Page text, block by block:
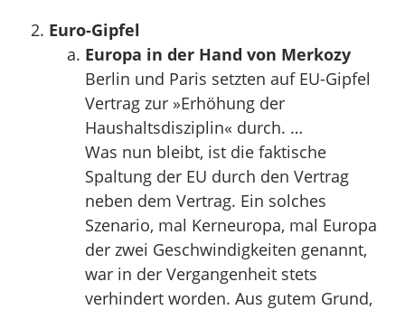
Euro-Gipfel
Europa in der Hand von Merkozy
Berlin und Paris setzten auf EU-Gipfel
Vertrag zur »Erhöhung der
Haushaltsdisziplin« durch. …
Was nun bleibt, ist die faktische
Spaltung der EU durch den Vertrag
neben dem Vertrag. Ein solches
Szenario, mal Kerneuropa, mal Europa
der zwei Geschwindigkeiten genannt,
war in der Vergangenheit stets
verhindert worden. Aus gutem Grund,